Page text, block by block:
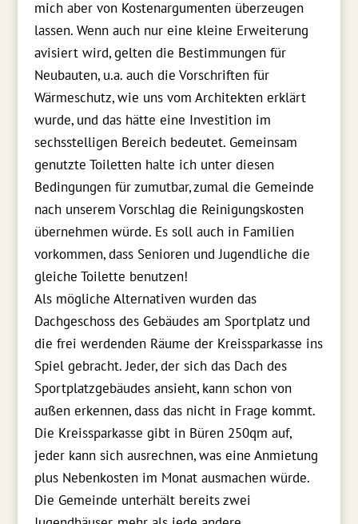
mich aber von Kostenargumenten überzeugen
lassen. Wenn auch nur eine kleine Erweiterung
avisiert wird, gelten die Bestimmungen für
Neubauten, u.a. auch die Vorschriften für
Wärmeschutz, wie uns vom Architekten erklärt
wurde, und das hätte eine Investition im
sechsstelligen Bereich bedeutet. Gemeinsam
genutzte Toiletten halte ich unter diesen
Bedingungen für zumutbar, zumal die Gemeinde
nach unserem Vorschlag die Reinigungskosten
übernehmen würde. Es soll auch in Familien
vorkommen, dass Senioren und Jugendliche die
gleiche Toilette benutzen!
Als mögliche Alternativen wurden das
Dachgeschoss des Gebäudes am Sportplatz und
die frei werdenden Räume der Kreissparkasse ins
Spiel gebracht. Jeder, der sich das Dach des
Sportplatzgebäudes ansieht, kann schon von
außen erkennen, dass das nicht in Frage kommt.
Die Kreissparkasse gibt in Büren 250qm auf,
jeder kann sich ausrechnen, was eine Anmietung
plus Nebenkosten im Monat ausmachen würde.
Die Gemeinde unterhält bereits zwei